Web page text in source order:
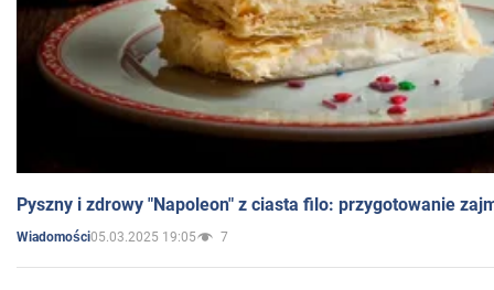
Pyszny i zdrowy "Napoleon" z ciasta filo: przygotowanie
Wiadomości05.03.2025 19:05 7